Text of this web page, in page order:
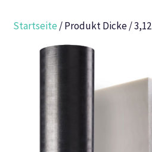
Startseite / Produkt Dicke / 3,12